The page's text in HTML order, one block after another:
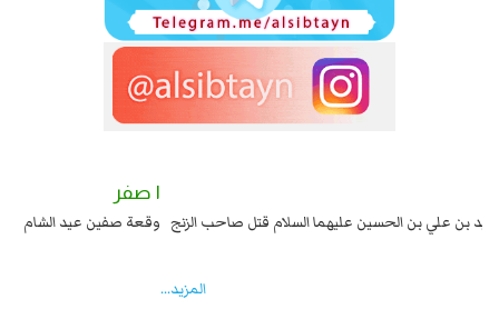
السبايا عند يزيد شهادة زيد بن علي بن الحسين عليهما السلام قتل صاحب الزنج